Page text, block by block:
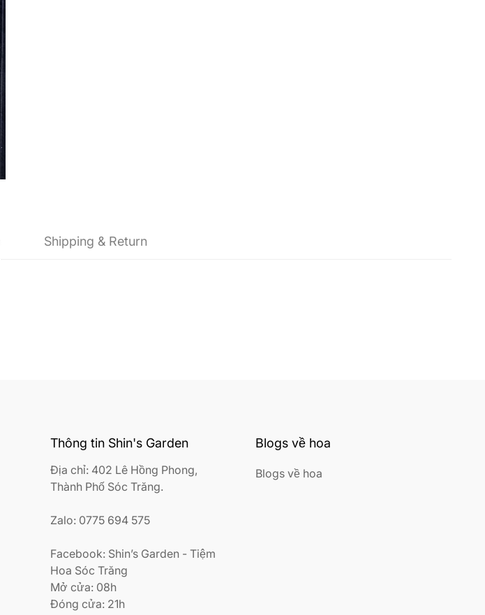
Shipping & Return
Thông tin Shin's Garden
Địa chỉ: 402 Lê Hồng Phong,
Thành Phố Sóc Trăng.
Zalo: 0775 694 575
Facebook: Shin’s Garden - Tiệm
Hoa Sóc Trăng
Mở cửa: 08h
Đóng cửa: 21h
Blogs về hoa
Blogs về hoa